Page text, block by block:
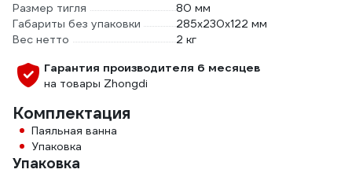
Размер тигля
80 мм
Габариты без упаковки
285х230х122 мм
Вес нетто
2 кг
Гарантия производителя 6 месяцев
на товары Zhongdi
Комплектация
Паяльная ванна
Упаковка
Упаковка